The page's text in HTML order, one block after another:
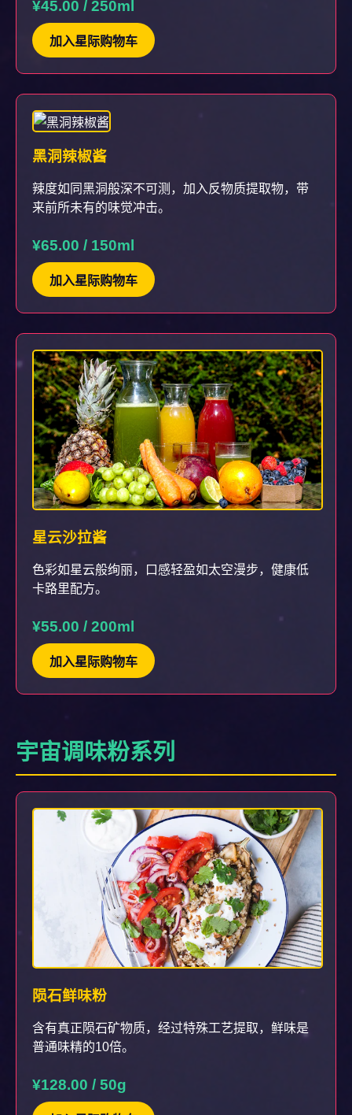
¥45.00 / 250ml
加入星际购物车
黑洞辣椒酱
辣度如同黑洞般深不可测，加入反物质提取物，带
来前所未有的味觉冲击。
¥65.00 / 150ml
加入星际购物车
星云沙拉酱
色彩如星云般绚丽，口感轻盈如太空漫步，健康低
卡路里配方。
¥55.00 / 200ml
加入星际购物车
宇宙调味粉系列
陨石鲜味粉
含有真正陨石矿物质，经过特殊工艺提取，鲜味是
普通味精的10倍。
¥128.00 / 50g